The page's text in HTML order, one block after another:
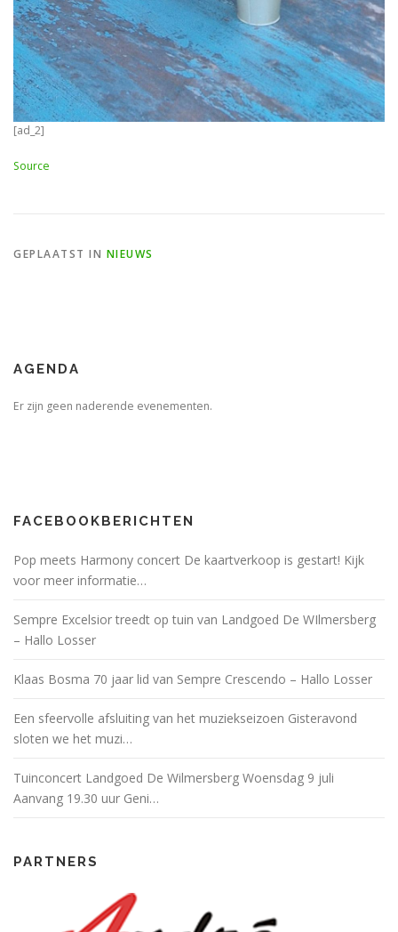
[ad_2]
Source
GEPLAATST IN NIEUWS
AGENDA
Er zijn geen naderende evenementen.
FACEBOOKBERICHTEN
Pop meets Harmony concert De kaartverkoop is gestart! Kijk
voor meer informatie…
Sempre Excelsior treedt op tuin van Landgoed De WIlmersberg
– Hallo Losser
Klaas Bosma 70 jaar lid van Sempre Crescendo – Hallo Losser
Een sfeervolle afsluiting van het muziekseizoen Gisteravond
sloten we het muzi…
Tuinconcert Landgoed De Wilmersberg Woensdag 9 juli
Aanvang 19.30 uur Geni…
PARTNERS